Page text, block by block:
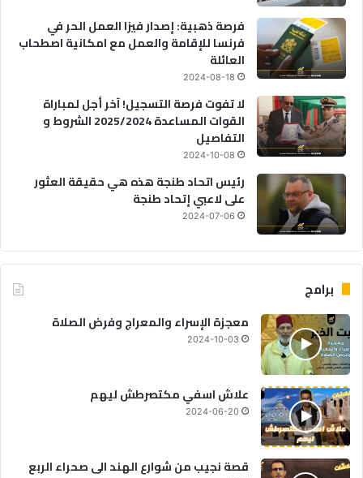
فرصة ذهبية: إصدار فيزا العمل الحر في
فرنسا للإقامة والعمل مع امكانية اصطحاب
العائلة
2024-08-18
لا تفوت فرصة التسجيل! آخر أجل لمباراة
القوات المساعدة 2025/2024 الشروط و
التفاصيل
2024-10-08
رئيس اتحاد طنجة هذه هي حقيقة العثور
على لاعبي إتحاد طنجة
2024-07-06
برامج
معجزة الإسراء والمعراج وفرض الصلاة
2024-10-03
علاش اسفي مكتصرطش ليهم
2024-06-20
قصة نجيب من شوارع الهند الى صحراء الربع